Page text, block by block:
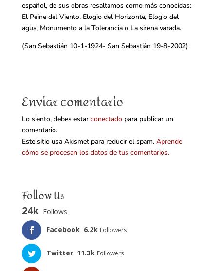
español, de sus obras resaltamos como más conocidas:
El Peine del Viento, Elogio del Horizonte, Elogio del
agua, Monumento a la Tolerancia o La sirena varada.
(San Sebastián 10-1-1924- San Sebastián 19-8-2002)
Enviar comentario
Lo siento, debes estar conectadopara publicar un
comentario.
Este sitio usa Akismet para reducir el spam. Aprende
cómo se procesan los datos de tus comentarios.
Follow Us
24k Follows
Facebook 6.2k Followers
Twitter 11.3k Followers